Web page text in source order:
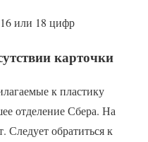
или 18 цифр
карточки
к пластику
отделение Сбера. На
Следует обратиться к